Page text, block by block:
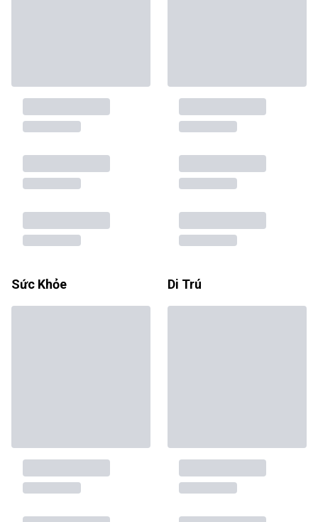
Sức Khỏe Di Trú